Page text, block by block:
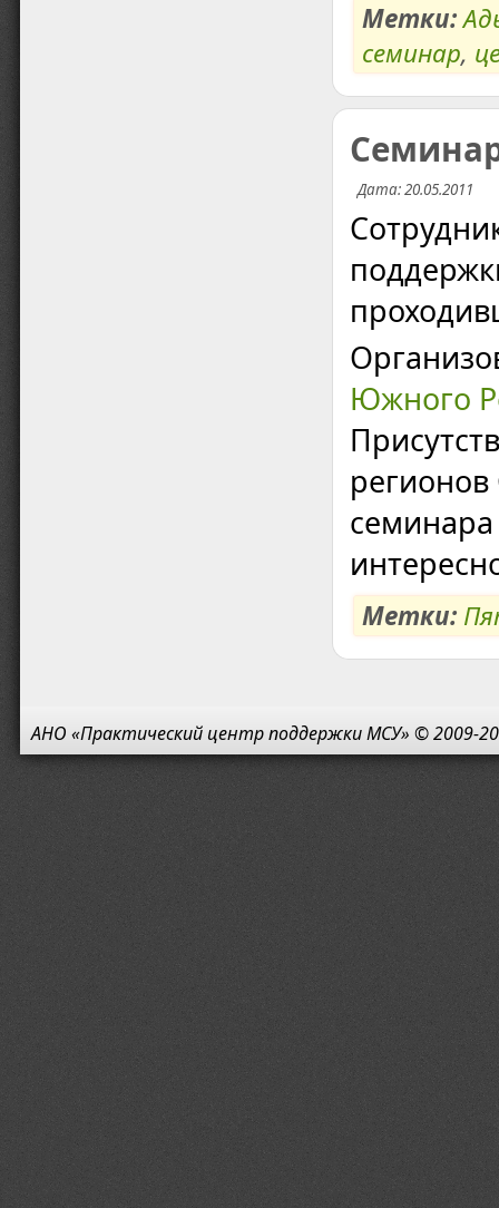
Метки:
семинар,
Дата: 20.05.2011
Южного
Метки:
АНО «Практический центр поддержки МСУ» © 2009-